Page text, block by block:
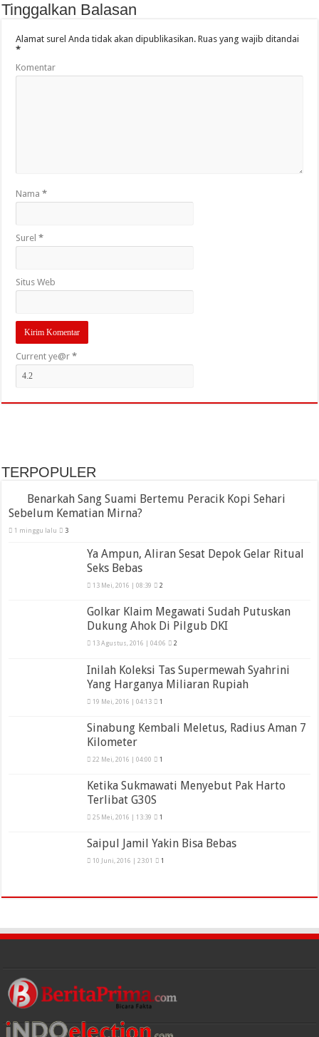
Tinggalkan Balasan
Alamat surel Anda tidak akan dipublikasikan. Ruas yang wajib ditandai
*
Komentar
Nama*
Surel*
Situs Web
Current ye@r*
TERPOPULER
Benarkah Sang Suami Bertemu Peracik Kopi Sehari
Sebelum Kematian Mirna?
1 minggu lalu 3
Ya Ampun, Aliran Sesat Depok Gelar Ritual
Seks Bebas
13 Mei, 2016 | 08:39 2
Golkar Klaim Megawati Sudah Putuskan
Dukung Ahok Di Pilgub DKI
13 Agustus, 2016 | 04:06 2
Inilah Koleksi Tas Supermewah Syahrini
Yang Harganya Miliaran Rupiah
19 Mei, 2016 | 04:13 1
Sinabung Kembali Meletus, Radius Aman 7
Kilometer
22 Mei, 2016 | 04:00 1
Ketika Sukmawati Menyebut Pak Harto
Terlibat G30S
25 Mei, 2016 | 13:39 1
Saipul Jamil Yakin Bisa Bebas
10 Juni, 2016 | 23:01 1